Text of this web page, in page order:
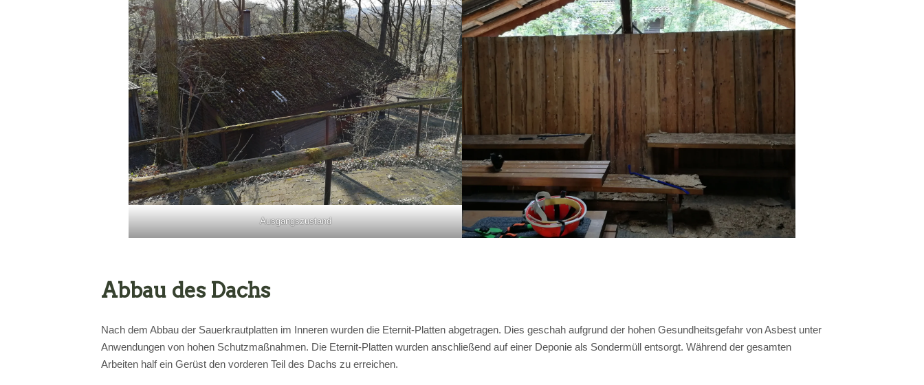
Ausgangszustand
Abbau des Dachs
Nach dem Abbau der Sauerkrautplatten im Inneren wurden die Eternit-Platten abgetragen. Dies geschah aufgrund der hohen Gesundheitsgefahr von Asbest unter
Anwendungen von hohen Schutzmaßnahmen. Die Eternit-Platten wurden anschließend auf einer Deponie als Sondermüll entsorgt. Während der gesamten
Arbeiten half ein Gerüst den vorderen Teil des Dachs zu erreichen.